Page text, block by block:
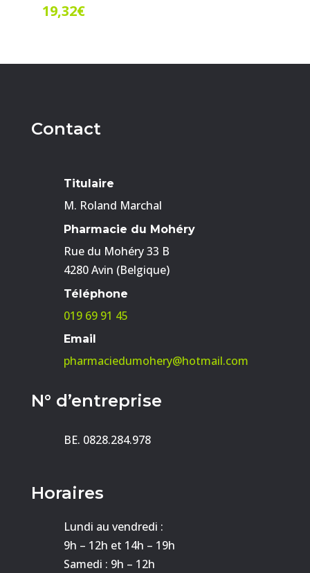
19,32€
Contact
Titulaire
M. Roland Marchal
Pharmacie du Mohéry
Rue du Mohéry 33 B
4280 Avin (Belgique)
Téléphone
019 69 91 45
Email
pharmaciedumohery@hotmail.com
N° d’entreprise
BE. 0828.284.978
Horaires
Lundi au vendredi :
9h – 12h et 14h – 19h
Samedi : 9h – 12h